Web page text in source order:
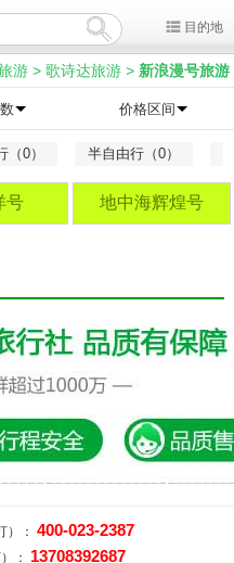
目的地
游 > 歌诗达旅游 > 新浪漫号旅游
价格区间
（0） 半自由行（0）
号 地中海辉煌号
）： 400-023-2387
： 13708392687